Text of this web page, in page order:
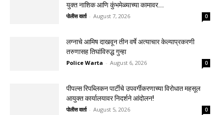
युक्त नाशिक आणि कुंभमेळ्याच्या कामावर...
पोलीस वार्ता - August 7, 2026 0
लग्नाचे आमिष दाखवून तीन वर्षे अत्याचार केल्याप्रकरणी
तरुणासह तिघांविरुद्ध गुन्हा
Police Warta - August 6, 2026 0
पीपल्स रिपब्लिकन पार्टीचे उपवर्गीकरणाच्या विरोधात महसूल
आयुक्त कार्यालयावर निदर्शने आंदोलन!
पोलीस वार्ता - August 5, 2026 0